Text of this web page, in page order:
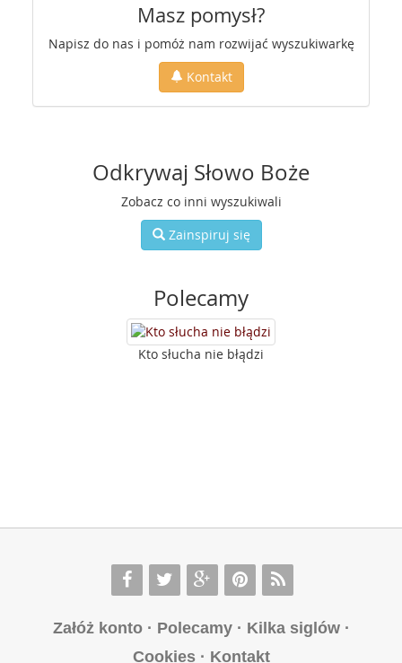
Masz pomysł?
Napisz do nas i pomóż nam rozwijać wyszukiwarkę
Kontakt
Odkrywaj Słowo Boże
Zobacz co inni wyszukiwali
Zainspiruj się
Polecamy
Kto słucha nie błądzi
Załóż konto· Polecamy· Kilka siglów·
Cookies· Kontakt